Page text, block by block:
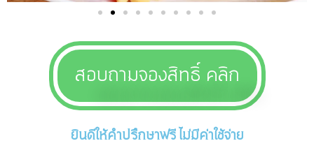
สอบถามจองสิทธิ์ คลิก
ยินดีให้คำปรึกษาฟรี ไม่มีค่าใช้จ่าย